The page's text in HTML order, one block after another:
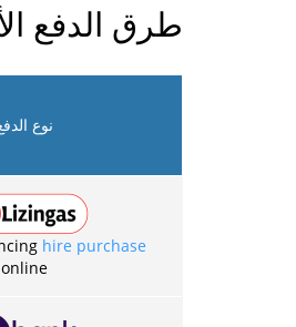
طرق الدفع
نوع
hire purchase
online